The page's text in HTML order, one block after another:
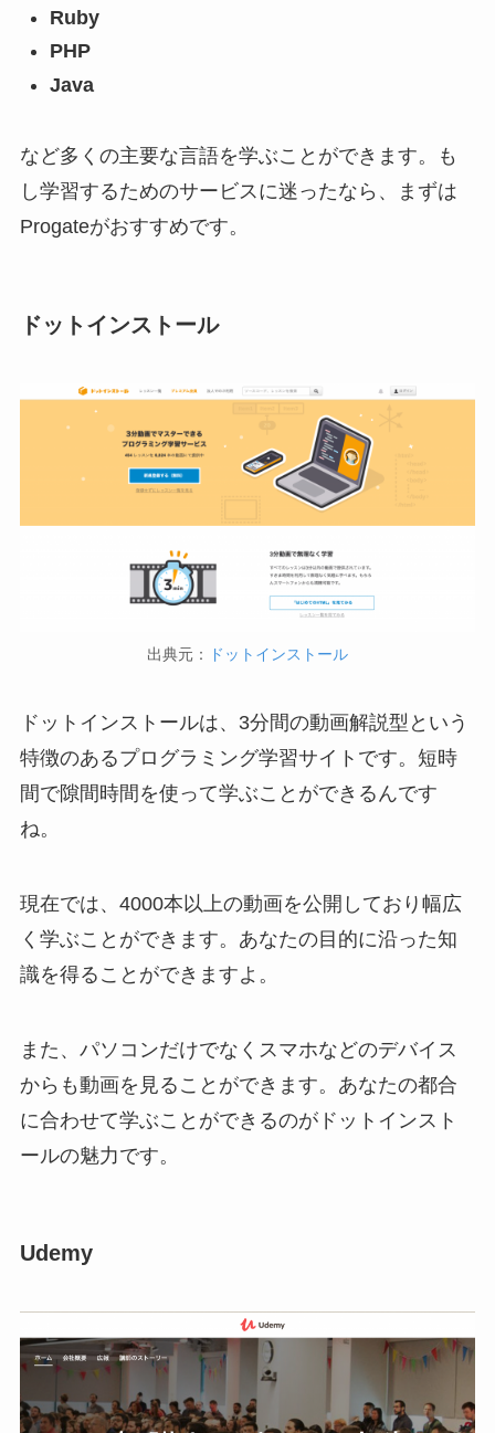
Ruby
PHP
Java
など多くの主要な言語を学ぶことができます。も
し学習するためのサービスに迷ったなら、まずは
Progateがおすすめです。
ドットインストール
出典元： ドットインストール
ドットインストールは、3分間の動画解説型という
特徴のあるプログラミング学習サイトです。短時
間で隙間時間を使って学ぶことができるんです
ね。
現在では、4000本以上の動画を公開しており幅広
く学ぶことができます。あなたの目的に沿った知
識を得ることができますよ。
また、パソコンだけでなくスマホなどのデバイス
からも動画を見ることができます。あなたの都合
に合わせて学ぶことができるのがドットインスト
ールの魅力です。
Udemy